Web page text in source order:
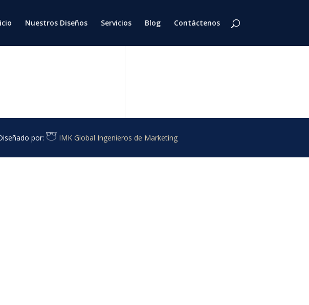
Nuestros Diseños Servicios Blog Contáctenos
por: IMK Global Ingenieros de Marketing